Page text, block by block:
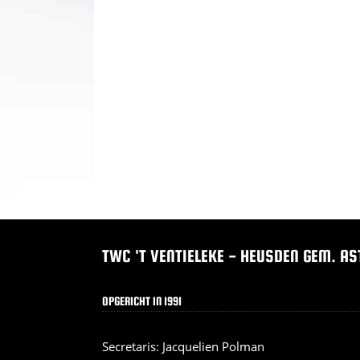
TWC 'T VENTIELEKE - HEUSDEN GEM.
OPGERICHT IN 1991
Secretaris: Jacquelien Polman